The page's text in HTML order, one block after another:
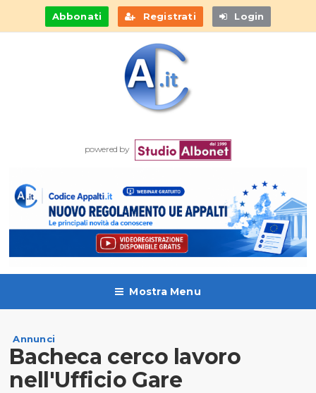
Abbonati Registrati Login
powered by
Mostra Menu
Annunci
Bacheca cerco lavoro
nell'Ufficio Gare